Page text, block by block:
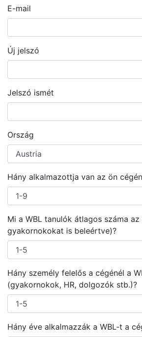
E-mail
Új jelszó
Jelszó ismét
Ország
Hány alkalmazottja van az ön
Mi a WBL tanulók átlagos száma
gyakornokokat is beleértve)?
Hány személy felelős a cégénél a
(gyakornokok, HR, dolgozók stb.)?
Hány éve alkalmazzák a WBL-t a